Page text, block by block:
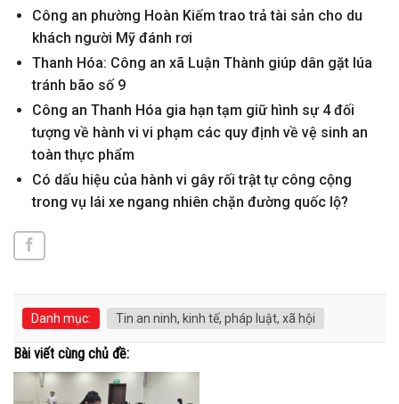
Công an phường Hoàn Kiếm trao trả tài sản cho du
khách người Mỹ đánh rơi
Thanh Hóa: Công an xã Luận Thành giúp dân gặt lúa
tránh bão số 9
Công an Thanh Hóa gia hạn tạm giữ hình sự 4 đối
tượng về hành vi vi phạm các quy định về vệ sinh an
toàn thực phẩm
Có dấu hiệu của hành vi gây rối trật tự công cộng
trong vụ lái xe ngang nhiên chặn đường quốc lộ?
Danh mục: Tin an ninh, kinh tế, pháp luật, xã hội
Bài viết cùng chủ đề: